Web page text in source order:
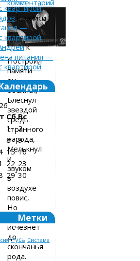
комментарий
Построил
памяти
он
обелиск,
Блеснул
звездой
средь
странного
народа,
Мелькнул
и
звуком
в
воздухе
повис,
Но
исчезнет
до
скончанья
рода.
квартирой
к записи
—
квартирой
к
питания —
квартирой
Сб Вс
1
2
8
9
15 16
22 23
29 30
Метки
Русь Система